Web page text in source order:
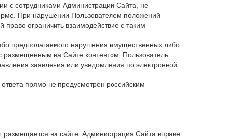
с сотрудниками Администрации Сайта, не
При нарушении Пользователем положений
ограничить взаимодействие с таким
предполагаемого нарушения имущественных либо
размещенным на Сайте контентом, Пользователь
заявления или уведомления по электронной
прямо не предусмотрен российским
на сайте. Администрация Сайта вправе